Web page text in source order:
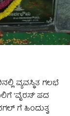
ವ್ಯವಸ್ಥಿತ ಗಲಭೆ
‘ವೈರಸ್’ ಪದ
ಗೆ ಹಿಂದುತ್ವ